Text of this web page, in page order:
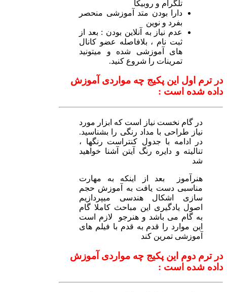
تلگرام و روبیکا
دارا بودن متد آموزشی منحصر
بفرد و نوین
عدم نیاز به آنلاین بودن : بعد از
ثبت نام ، بلافاصله عضو کانال
های آموزشی شده و میتونید
تمرینات را شروع کنید.
در ترم اول این پکیج چه مواردی آموزش
داده شده است :
در گام نخست نیاز است که ابزار مورد
نیاز طراحی با مداد رنگی را بشناسید.
در ادامه با جدول کنتراست رنگها ،
تنالیته و دایره رنگ آیتن آشنا خواهید
شد
هنرآموز بعد از اینکه به مهارت
مناسبی دست یافت به آموزش حجم
سازی اشکال هندسی میپردازیم
اصول یادگیری این مباحث کاملا گام
به گام می باشد و هنرجو لازم است
این موارد را قدم به قدم با فیلم های
آموزشی تمرین کند
در ترم دوم این پکیج چه مواردی آموزش
داده شده است :